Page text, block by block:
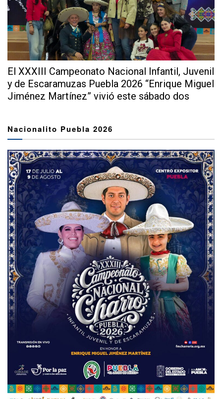
El XXXIII Campeonato Nacional Infantil, Juvenil
y de Escaramuzas Puebla 2026 “Enrique Miguel
Jiménez Martínez” vivió este sábado dos
Nacionalito Puebla 2026